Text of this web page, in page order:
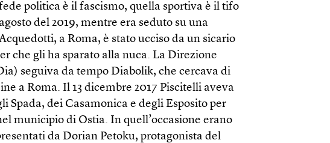
politica è il fascismo, quella sportiva è il tifo
del 2019, mentre era seduto su una
a Roma, è stato ucciso da un sicario
che gli ha sparato alla nuca. La Direzione
seguiva da tempo Diabolik, che cercava di
a Roma. Il 13 dicembre 2017 Piscitelli aveva
Spada, dei Casamonica e degli Esposito per
municipio di Ostia. In quell’occasione erano
da Dorian Petoku, protagonista del